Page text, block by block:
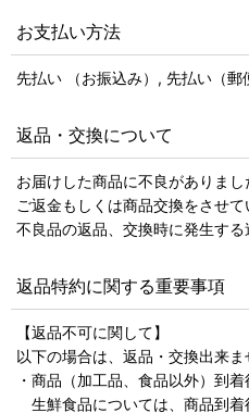
お支払い方法
先払い （お振込み）, 先払い（
返品・交換について
お届けした商品に不良がありま
ご返金もしくは商品交換をさせて
不良品の返品、交換時に発生す
返品特約に関する重要事項
【返品不可に関して】
以下の場合は、返品・交換出来ま
・商品（加工品、食品以外）到
生鮮食品については、商品到着